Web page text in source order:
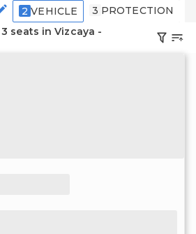
2 VEHICLE 3 PROTECTION
seats in Vizcaya -